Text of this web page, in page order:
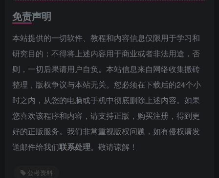
免责声明
本站提供的一切软件、教程和内容信息仅限用于学习和
研究目的；不得将上述内容用于商业或者非法用途，否
则，一切后果请用户自负。本站信息来自网络收集搬砖
整理，版权争议与本站无关。您必须在下载后的24个小
时之内，从您的电脑或手机中彻底删除上述内容。如果
您喜欢该程序和内容，请支持正版，购买注册，得到更
好的正版服务。我们非常重视版权问题，如有侵权请发
送邮件给我们联系处理。敬请谅解！
公考资料